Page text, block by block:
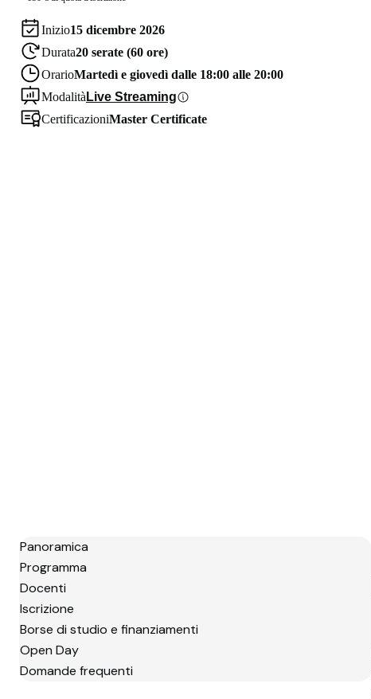
Inizio15 dicembre 2026
Durata20 serate (60 ore)
OrarioMartedì e giovedì dalle 18:00 alle 20:00
Modalità Live Streaming
CertificazioniMaster Certificate
Panoramica
Programma
Docenti
Iscrizione
Borse di studio e finanziamenti
Open Day
Domande frequenti